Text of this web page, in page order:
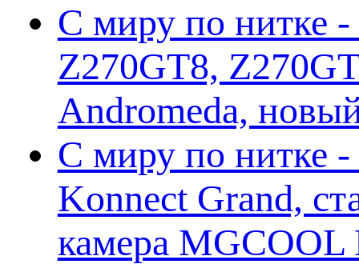
С миру по нитке -
Z270GT8,
Andromeda,
С миру по нитке -
Konnect Grand,
камера MGCOOL